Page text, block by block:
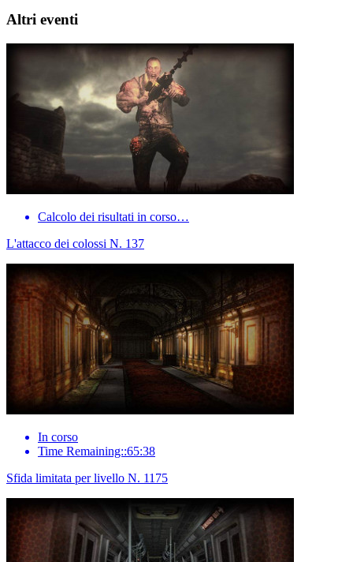
Altri eventi
Calcolo dei risultati in corso…
L'attacco dei colossi N. 137
In corso
Time Remaining::65:38
Sfida limitata per livello N. 1175